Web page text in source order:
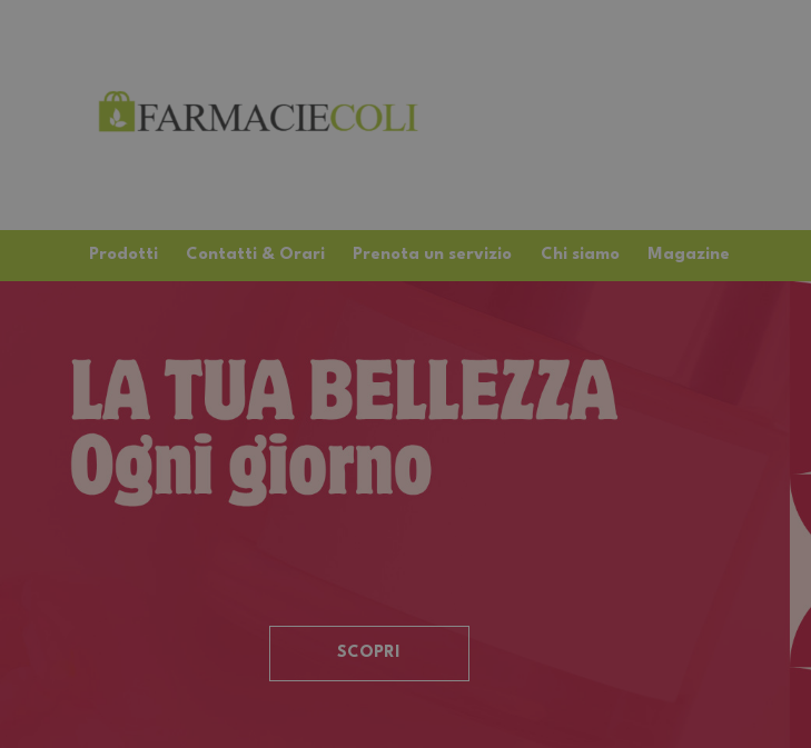
Prodotti Contatti & Orari Prenota un servizio Chi siamo Magazine
SCOPRI